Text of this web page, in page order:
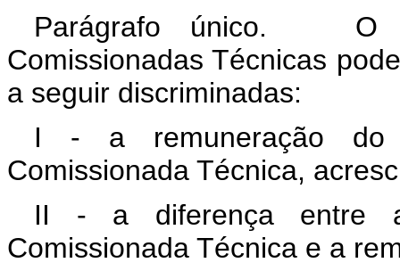
Parágrafo único. O
Comissionadas Técnicas
a seguir discriminadas:
I - a remuneração do
Comissionada Técnica,
II - a diferença entre
Comissionada Técnica e a